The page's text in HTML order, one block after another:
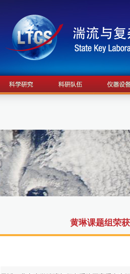
黄琳课题组荣